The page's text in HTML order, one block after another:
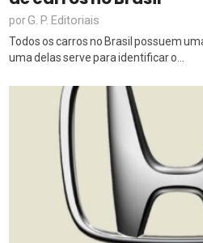
porG. P. Editoriais
Todos os carros no Brasil possuem
uma delas serve para identificar o...